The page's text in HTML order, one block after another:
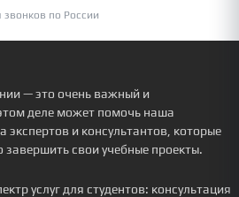
звонков по России
— это очень важный и
деле может помочь наша
и консультантов, которые
завершить свои учебные проекты.
услуг для студентов: консультация